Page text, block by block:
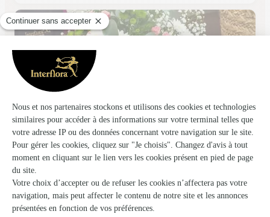
The Florist
Montpellier
★ ★★★ ★4.1 (7)
C.Cial Odysseum 2 Place de Lisbonne
Voir la boutique